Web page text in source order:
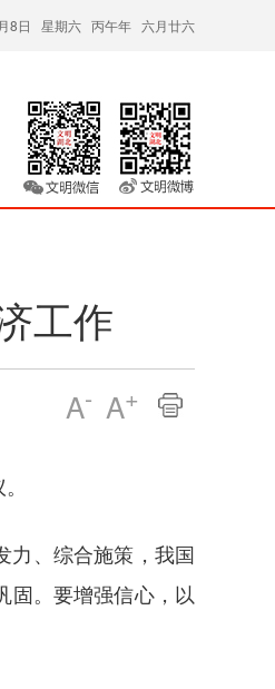
8日 星期六 丙午年 六月廿六
工作
A- A+
力、综合施策，我国
固。要增强信心，以